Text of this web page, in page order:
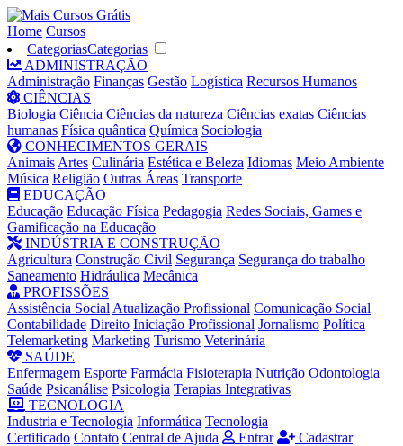
Home Cursos
CategoriasCategorias
ADMINISTRAÇÃO
Administração Finanças Gestão Logística Recursos Humanos
CIÊNCIAS
Biologia Ciência Ciências da natureza Ciências exatas Ciências
humanas Física quântica Química Sociologia
CONHECIMENTOS GERAIS
Animais Artes Culinária Estética e Beleza Idiomas Meio Ambiente
Música Religião Outras Áreas Transporte
EDUCAÇÃO
Educação Educação Física Pedagogia Redes Sociais, Games e
Gamificação na Educação
INDÚSTRIA E CONSTRUÇÃO
Agricultura Construção Civil Segurança Segurança do trabalho
Saneamento Hidráulica Mecânica
PROFISSÕES
Assistência Social Atualização Profissional Comunicação Social
Contabilidade Direito Iniciação Profissional Jornalismo Política
Telemarketing Marketing Turismo Veterinária
SAÚDE
Enfermagem Esporte Farmácia Fisioterapia Nutrição Odontologia
Saúde Psicanálise Psicologia Terapias Integrativas
TECNOLOGIA
Industria e Tecnologia Informática Tecnologia
Certificado Contato Central de Ajuda Entrar Cadastrar